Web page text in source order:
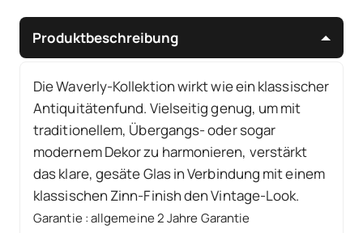
Produktbeschreibung
Die Waverly-Kollektion wirkt wie ein klassischer
Antiquitätenfund. Vielseitig genug, um mit
traditionellem, Übergangs- oder sogar
modernem Dekor zu harmonieren, verstärkt
das klare, gesäte Glas in Verbindung mit einem
klassischen Zinn-Finish den Vintage-Look.
Garantie:allgemeine 2 Jahre Garantie